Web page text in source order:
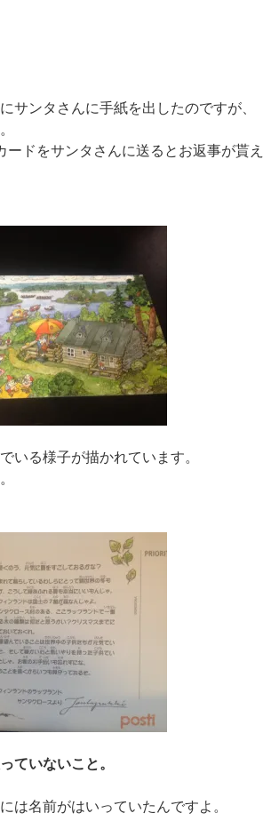
サンタさんに手紙を出したのですが、
ドをサンタさんに送るとお返事が貰え
いる様子が描かれています。
ていないこと。
は名前がはいっていたんですよ。